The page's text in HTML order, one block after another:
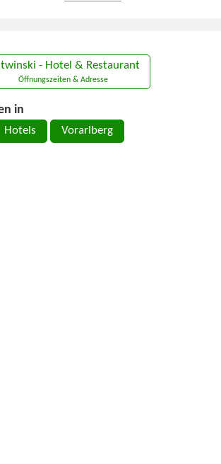
- Hotel & Restaurant
Öffnungszeiten & Adresse
in
Hotels Vorarlberg